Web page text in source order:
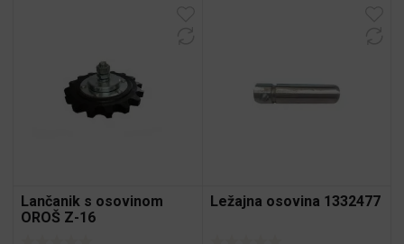
Lančanik s osovinom
OROŠ Z-16
Ležajna osovina 1332477